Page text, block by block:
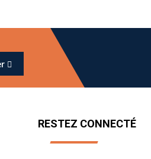
RESTEZ CONNECTÉ